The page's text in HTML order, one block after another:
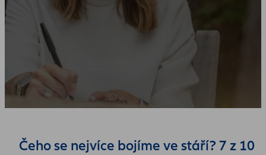
Čeho se nejvíce bojíme ve stáří? 7 z 10